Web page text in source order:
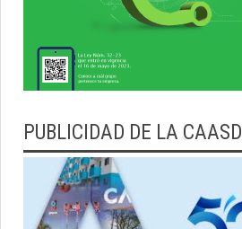
PUBLICIDAD DE LA CAASD